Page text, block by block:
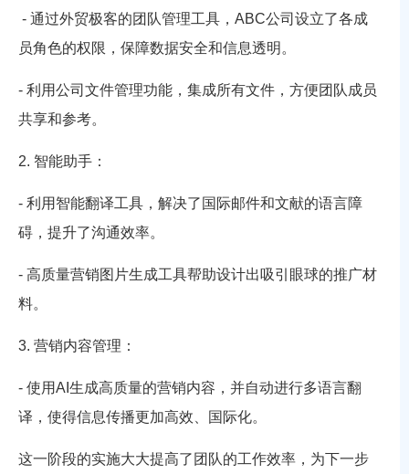
- 通过外贸极客的团队管理工具，ABC公司设立了各成
员角色的权限，保障数据安全和信息透明。
- 利用公司文件管理功能，集成所有文件，方便团队成员
共享和参考。
2. 智能助手：
- 利用智能翻译工具，解决了国际邮件和文献的语言障
碍，提升了沟通效率。
- 高质量营销图片生成工具帮助设计出吸引眼球的推广材
料。
3. 营销内容管理：
- 使用AI生成高质量的营销内容，并自动进行多语言翻
译，使得信息传播更加高效、国际化。
这一阶段的实施大大提高了团队的工作效率，为下一步